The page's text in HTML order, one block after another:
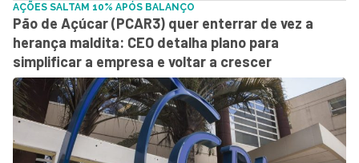
AÇÕES SALTAM 10% APÓS BALANÇO
Pão de Açúcar (PCAR3) quer enterrar de vez a
herança maldita: CEO detalha plano para
simplificar a empresa e voltar a crescer